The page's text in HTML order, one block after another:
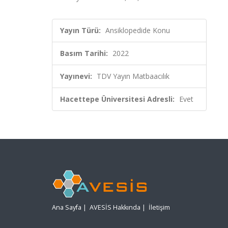
Yayın Türü: Ansiklopedide Konu
Basım Tarihi: 2022
Yayınevi: TDV Yayın Matbaacılık
Hacettepe Üniversitesi Adresli: Evet
Ana Sayfa | AVESİS Hakkında | İletişim